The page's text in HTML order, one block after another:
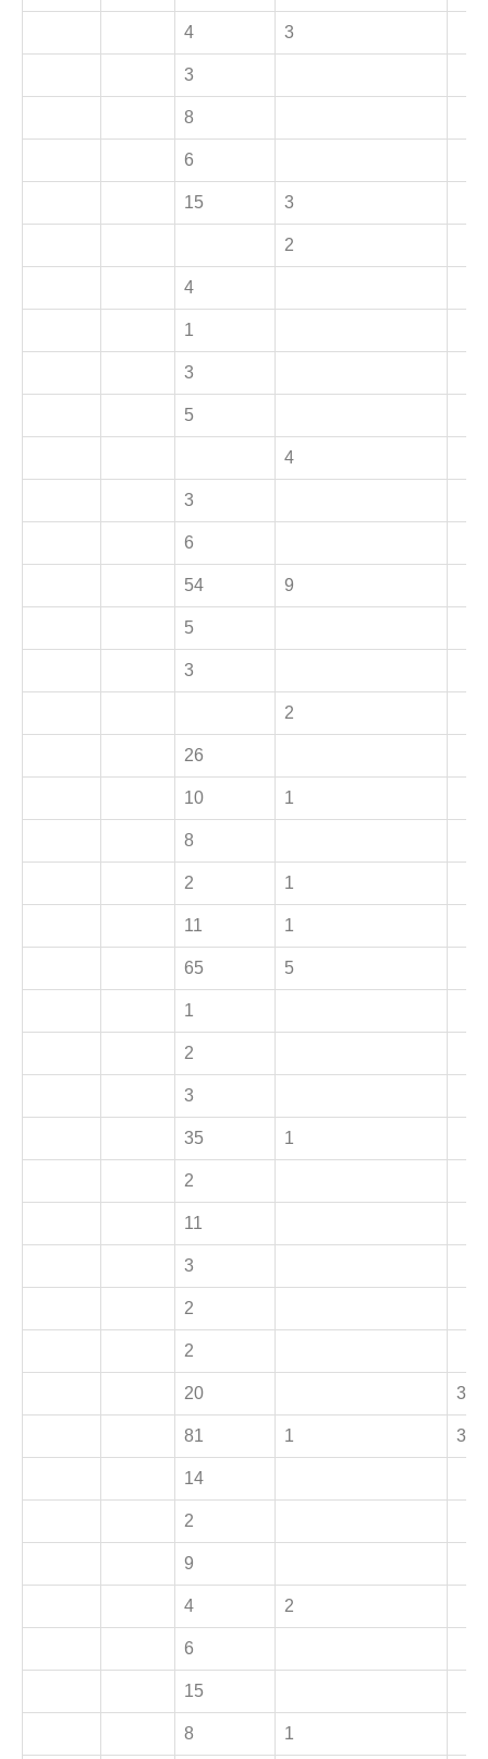
4 3
3
8
6
15 3
2
4
1
3
5
4
3
6
54 9
5
3
2
26
10 1
8
2 1
11 1
65 5
1
2
3
35 1
2
11
3
2
2
20 3
81 1 3
14
2
9
4 2
6
15
8 1